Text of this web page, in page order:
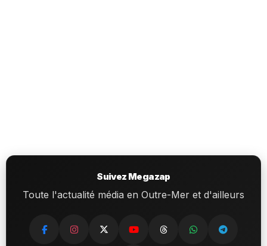
Suivez Megazap
Toute l'actualité média en Outre-Mer et d'ailleurs